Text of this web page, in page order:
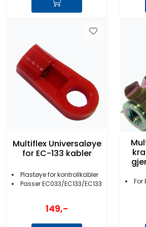
Multiflex Universaløye
for EC-133 kabler
Plastøye for kontrollkabler
Passer EC033/EC133/EC133
149,-
For